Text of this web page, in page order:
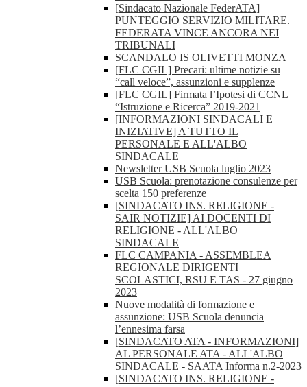
[Sindacato Nazionale FederATA]
PUNTEGGIO SERVIZIO MILITARE.
FEDERATA VINCE ANCORA NEI
TRIBUNALI
SCANDALO IS OLIVETTI MONZA
[FLC CGIL] Precari: ultime notizie su
“call veloce”, assunzioni e supplenze
[FLC CGIL] Firmata l’Ipotesi di CCNL
“Istruzione e Ricerca” 2019-2021
[INFORMAZIONI SINDACALI E
INIZIATIVE] A TUTTO IL
PERSONALE E ALL'ALBO
SINDACALE
Newsletter USB Scuola luglio 2023
USB Scuola: prenotazione consulenze per
scelta 150 preferenze
[SINDACATO INS. RELIGIONE -
SAIR NOTIZIE] AI DOCENTI DI
RELIGIONE - ALL'ALBO
SINDACALE
FLC CAMPANIA - ASSEMBLEA
REGIONALE DIRIGENTI
SCOLASTICI, RSU E TAS - 27 giugno
2023
Nuove modalità di formazione e
assunzione: USB Scuola denuncia
l’ennesima farsa
[SINDACATO ATA - INFORMAZIONI]
AL PERSONALE ATA - ALL'ALBO
SINDACALE - SAATA Informa n.2-2023
[SINDACATO INS. RELIGIONE -